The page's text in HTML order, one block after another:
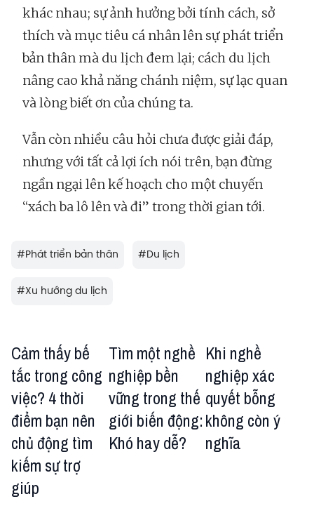
khác nhau; sự ảnh hưởng bởi tính cách, sở
thích và mục tiêu cá nhân lên sự phát triển
bản thân mà du lịch đem lại; cách du lịch
nâng cao khả năng chánh niệm, sự lạc quan
và lòng biết ơn của chúng ta.
Vẫn còn nhiều câu hỏi chưa được giải đáp,
nhưng với tất cả lợi ích nói trên, bạn đừng
ngần ngại lên kế hoạch cho một chuyến
“xách ba lô lên và đi” trong thời gian tới.
#Phát triển bản thân #Du lịch
#Xu hướng du lịch
Cảm thấy bế
tắc trong công
việc? 4 thời
điểm bạn nên
chủ động tìm
kiếm sự trợ
giúp
Tìm một nghề
nghiệp bền
vững trong thế
giới biến động:
Khó hay dễ?
Khi nghề
nghiệp xác
quyết bỗng
không còn ý
nghĩa